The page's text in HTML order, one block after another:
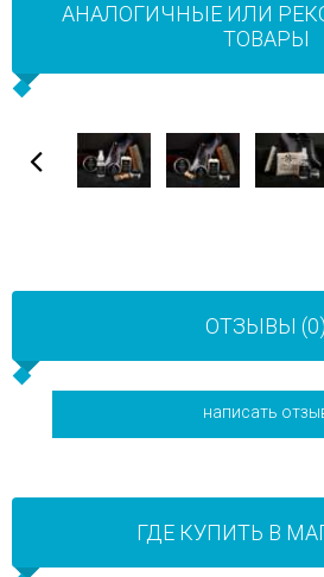
АНАЛОГИЧНЫЕ ИЛИ
ТОВАРЫ
ОТЗЫВЫ (0)
написать
ГДЕ КУПИТЬ В